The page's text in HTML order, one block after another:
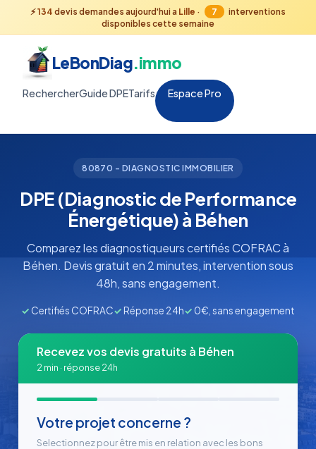
⚡134 devis demandes aujourd'hui a Lille · 7
interventions
disponibles cette semaine
LeBonDiag.immo
RechercherGuide DPETarifs Espace Pro
80870 - DIAGNOSTIC IMMOBILIER
DPE (Diagnostic de Performance
Énergétique) à Béhen
Comparez les diagnostiqueurs certifiés COFRAC à
Béhen. Devis gratuit en 2 minutes, intervention sous
48h, sans engagement.
✓ Certifiés COFRAC✓Réponse 24h✓ 0€, sans engagement
Recevez vos devis gratuits à Béhen
2 min · réponse 24h
Votre projet concerne ?
Selectionnez pour être mis en relation avec les bons